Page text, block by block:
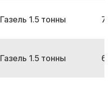
Газель 1.5 тонны
Газель 1.5 тонны